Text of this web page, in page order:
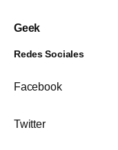
Geek
Redes Sociales
Facebook
Twitter